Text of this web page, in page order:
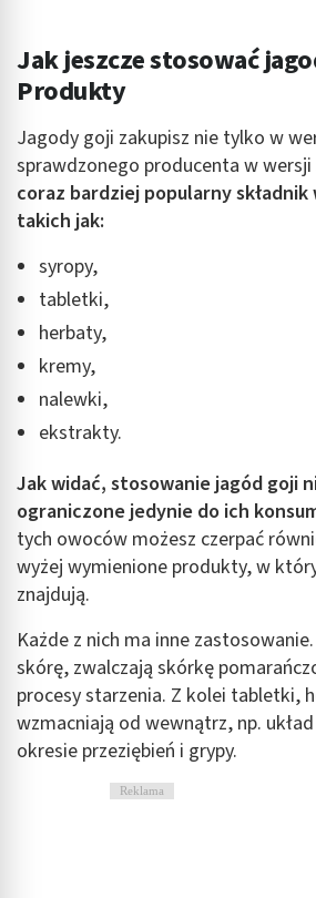
Jak jeszcze stosować
Produkty
Jagody goji zakupisz nie tylko w
sprawdzonego producenta w wersji
coraz bardziej popularny
takich jak:
syropy,
tabletki,
herbaty,
kremy,
nalewki,
ekstrakty.
Jak widać, stosowanie jagód goji
ograniczone jedynie do ich
tych owoców możesz czerpać
wyżej wymienione produkty, w
znajdują.
Każde z nich ma inne
skórę, zwalczają skórkę
procesy starzenia. Z kolei tabletki,
wzmacniają od wewnątrz, np.
okresie przeziębień i grypy.
Reklama